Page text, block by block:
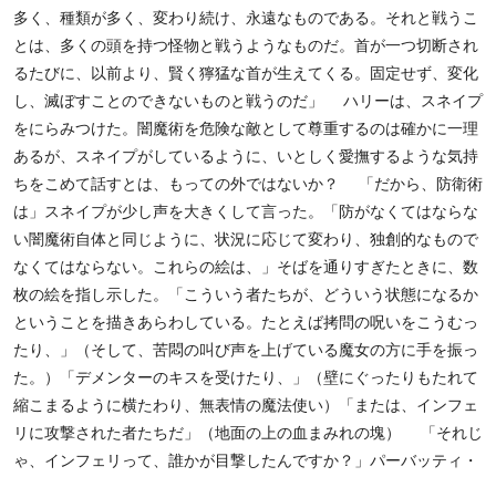
多く、種類が多く、変わり続け、永遠なものである。それと戦うこ
とは、多くの頭を持つ怪物と戦うようなものだ。首が一つ切断され
るたびに、以前より、賢く獰猛な首が生えてくる。固定せず、変化
し、滅ぼすことのできないものと戦うのだ」 ハリーは、スネイプ
をにらみつけた。闇魔術を危険な敵として尊重するのは確かに一理
あるが、スネイプがしているように、いとしく愛撫するような気持
ちをこめて話すとは、もっての外ではないか？ 「だから、防衛術
は」スネイプが少し声を大きくして言った。「防がなくてはならな
い闇魔術自体と同じように、状況に応じて変わり、独創的なもので
なくてはならない。これらの絵は、」そばを通りすぎたときに、数
枚の絵を指し示した。「こういう者たちが、どういう状態になるか
ということを描きあらわしている。たとえば拷問の呪いをこうむっ
たり、」（そして、苦悶の叫び声を上げている魔女の方に手を振っ
た。）「デメンターのキスを受けたり、」（壁にぐったりもたれて
縮こまるように横たわり、無表情の魔法使い）「または、インフェ
リに攻撃された者たちだ」（地面の上の血まみれの塊） 「それじ
ゃ、インフェリって、誰かが目撃したんですか？」パーバッティ・